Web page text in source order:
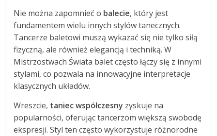
Nie można zapomnieć o balecie, który jest
fundamentem wielu innych stylów tanecznych.
Tancerze baletowi muszą wykazać się nie tylko siłą
fizyczną, ale również elegancją i techniką. W
Mistrzostwach Świata balet często łączy się z innymi
stylami, co pozwala na innowacyjne interpretacje
klasycznych układów.
Wreszcie, taniec współczesny zyskuje na
popularności, oferując tancerzom większą swobodę
ekspresji. Styl ten często wykorzystuje różnorodne